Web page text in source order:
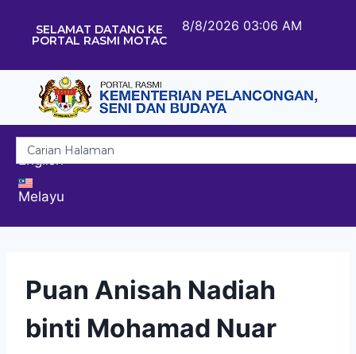
SELAMAT DATANG KE
PORTAL RASMI MOTAC
8/8/2026 03:06 AM
English
Melayu
Puan Anisah Nadiah
binti Mohamad Nuar